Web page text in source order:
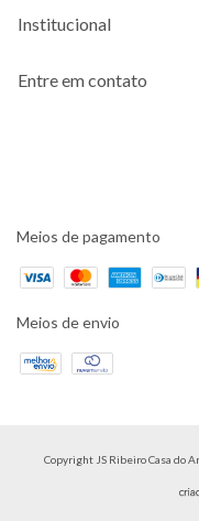
Institucional
Entre em contato
Meios de pagamento
Meios de envio
Copyright JS Ribeiro Casa do